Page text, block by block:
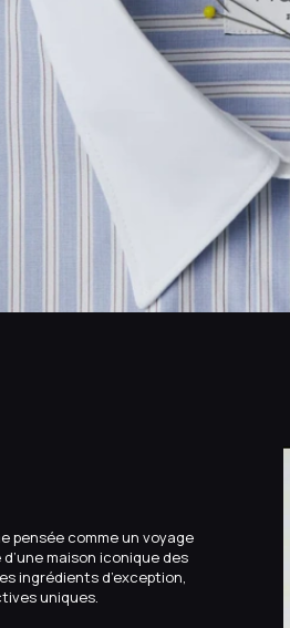
pensée comme un voyage
maison iconique des
ingrédients d’exception,
uniques.